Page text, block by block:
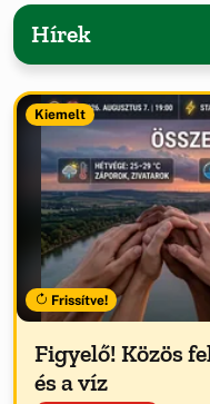
Hírek
Kiemelt
Frissítve!
Figyelő! Közös
és a víz